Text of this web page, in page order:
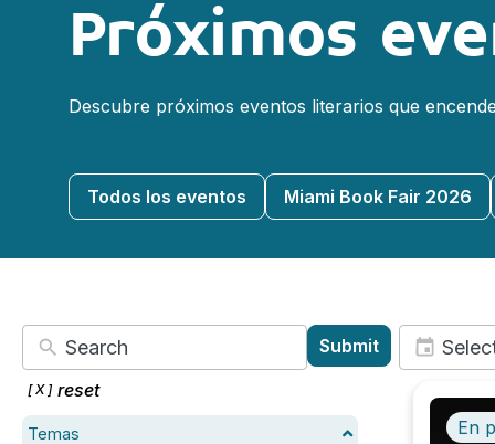
Próximos
Descubre próximos eventos literarios que
Todos los eventos Miami Book Fair 2026
Submit
reset
Temas En